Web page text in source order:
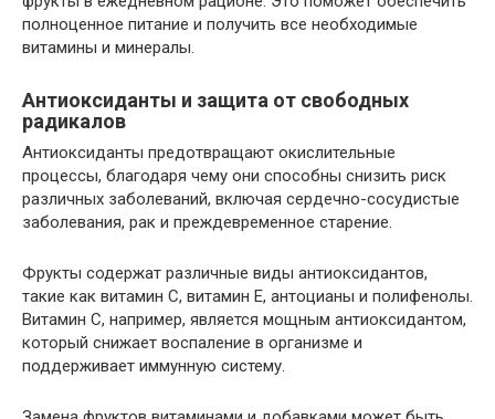
полноценное питание и получить все необходимые
витамины и минералы.
Антиоксиданты и защита от свободных
радикалов
Антиоксиданты предотвращают окислительные
процессы, благодаря чему они способны снизить риск
различных заболеваний, включая сердечно-сосудистые
заболевания, рак и преждевременное старение.
Фрукты содержат различные виды антиоксидантов,
такие как витамин С, витамин Е, антоцианы и полифенолы.
Витамин C, например, является мощным антиоксидантом,
который снижает воспаление в организме и
поддерживает иммунную систему.